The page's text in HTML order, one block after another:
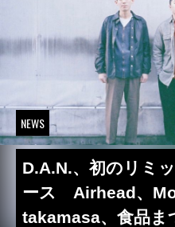
NEWS
D.A.N.、初のリミ
ース Airhead、
takamasa、食品ま